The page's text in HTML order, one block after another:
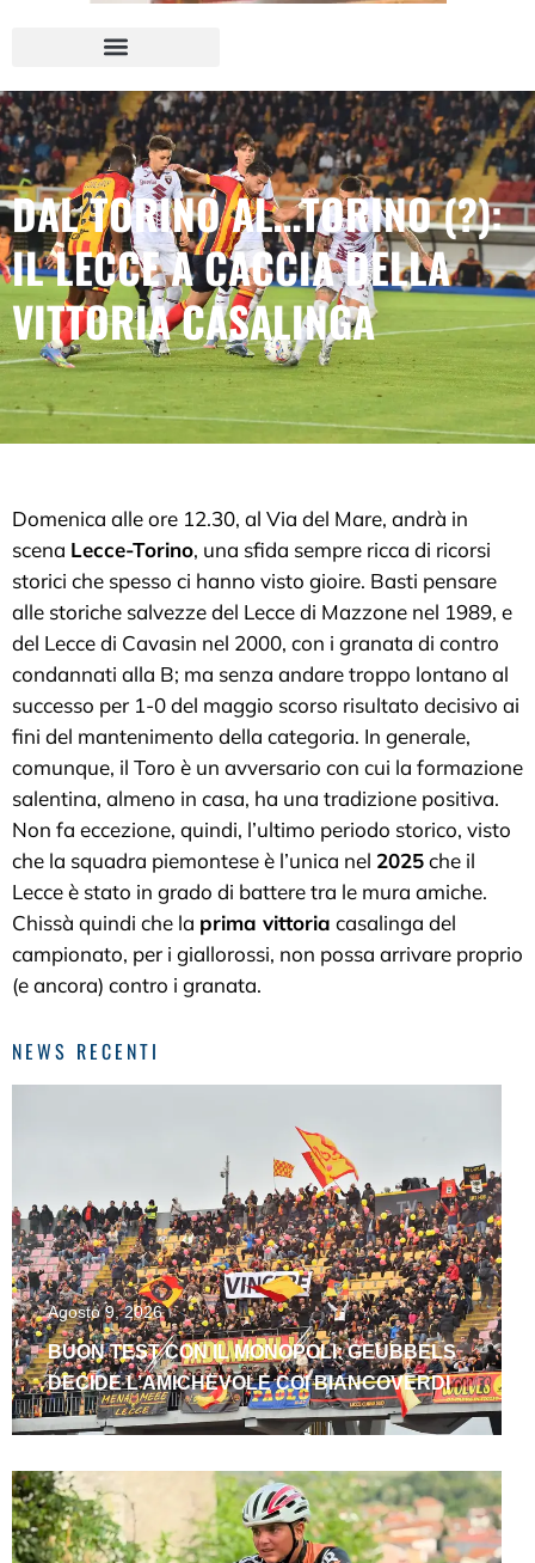
DAL TORINO AL…TORINO (?):
IL LECCE A CACCIA DELLA
VITTORIA CASALINGA
Domenica alle ore 12.30, al Via del Mare, andrà in
scena Lecce-Torino, una sfida sempre ricca di ricorsi
storici che spesso ci hanno visto gioire. Basti pensare
alle storiche salvezze del Lecce di Mazzone nel 1989, e
del Lecce di Cavasin nel 2000, con i granata di contro
condannati alla B; ma senza andare troppo lontano al
successo per 1-0 del maggio scorso risultato decisivo ai
fini del mantenimento della categoria. In generale,
comunque, il Toro è un avversario con cui la formazione
salentina, almeno in casa, ha una tradizione positiva.
Non fa eccezione, quindi, l’ultimo periodo storico, visto
che la squadra piemontese è l’unica nel 2025che il
Lecce è stato in grado di battere tra le mura amiche.
Chissà quindi che la prima vittoria casalinga del
campionato, per i giallorossi, non possa arrivare proprio
(e ancora) contro i granata.
NEWS RECENTI
Agosto 9, 2026
BUON TEST CON IL MONOPOLI: GEUBBELS
DECIDE L’AMICHEVOLE COI BIANCOVERDI